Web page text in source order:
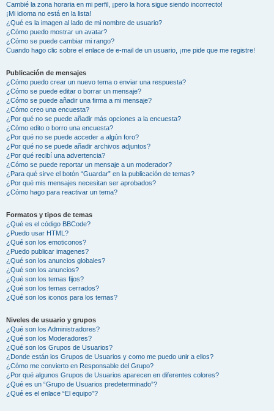
Cambié la zona horaria en mi perfil, ¡pero la hora sigue siendo incorrecto!
¡Mi idioma no está en la lista!
¿Qué es la imagen al lado de mi nombre de usuario?
¿Cómo puedo mostrar un avatar?
¿Cómo se puede cambiar mi rango?
Cuando hago clic sobre el enlace de e-mail de un usuario, ¡me pide que me registre!
Publicación de mensajes
¿Cómo puedo crear un nuevo tema o enviar una respuesta?
¿Cómo se puede editar o borrar un mensaje?
¿Cómo se puede añadir una firma a mi mensaje?
¿Cómo creo una encuesta?
¿Por qué no se puede añadir más opciones a la encuesta?
¿Cómo edito o borro una encuesta?
¿Por qué no se puede acceder a algún foro?
¿Por qué no se puede añadir archivos adjuntos?
¿Por qué recibí una advertencia?
¿Cómo se puede reportar un mensaje a un moderador?
¿Para qué sirve el botón “Guardar” en la publicación de temas?
¿Por qué mis mensajes necesitan ser aprobados?
¿Cómo hago para reactivar un tema?
Formatos y tipos de temas
¿Qué es el código BBCode?
¿Puedo usar HTML?
¿Qué son los emoticonos?
¿Puedo publicar imagenes?
¿Qué son los anuncios globales?
¿Qué son los anuncios?
¿Qué son los temas fijos?
¿Qué son los temas cerrados?
¿Qué son los iconos para los temas?
Niveles de usuario y grupos
¿Qué son los Administradores?
¿Qué son los Moderadores?
¿Qué son los Grupos de Usuarios?
¿Donde están los Grupos de Usuarios y como me puedo unir a ellos?
¿Cómo me convierto en Responsable del Grupo?
¿Por qué algunos Grupos de Usuarios aparecen en diferentes colores?
¿Qué es un “Grupo de Usuarios predeterminado”?
¿Qué es el enlace “El equipo”?